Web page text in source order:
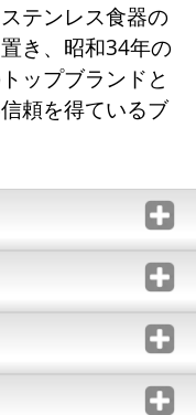
テンレス食器の
き、昭和34年の
ップブランドと
頼を得ているブ